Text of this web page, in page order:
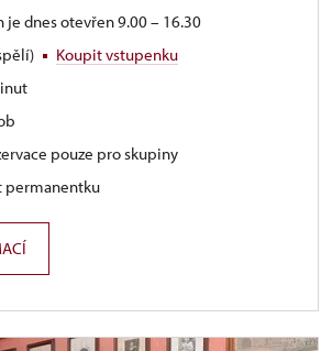
je dnes otevřen 9.00 – 16.30
Koupit vstupenku
pouze pro skupiny
permanentku